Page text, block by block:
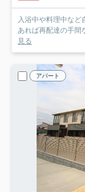
入浴中や料理中な
あれば再配達の手間
見る
アパート